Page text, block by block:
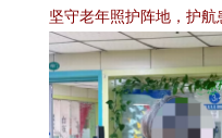
坚守老年照护阵地，护航